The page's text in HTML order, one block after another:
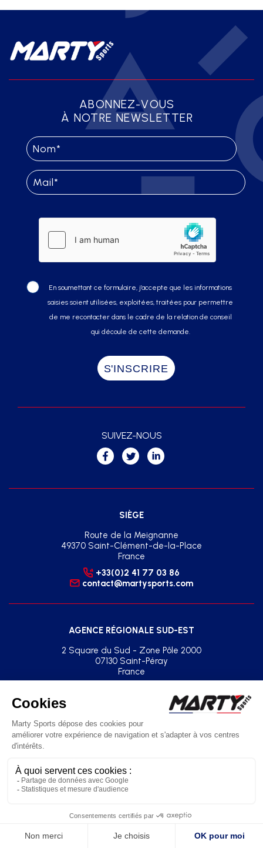
ABONNEZ-VOUS
À NOTRE NEWSLETTER
En soumettant ce formulaire, j’accepte que les informations
saisies soient utilisées, exploitées, traitées pour permettre
de me recontacter dans le cadre de la relation de conseil
qui découle de cette demande.
SIÈGE
Route de la Meignanne
49370 Saint-Clément-de-la-Place
France
+33(0)2 41 77 03 86
contact@martysports.com
AGENCE RÉGIONALE SUD-EST
2 Square du Sud - Zone Pôle 2000
07130 Saint-Péray
France
agence.sud.est@martysports.com
SUIVEZ-NOUS